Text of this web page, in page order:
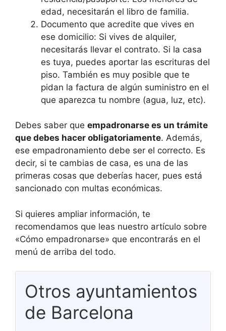
edad, necesitarán el libro de familia.
Documento que acredite que vives en
ese domicilio: Si vives de alquiler,
necesitarás llevar el contrato. Si la casa
es tuya, puedes aportar las escrituras del
piso. También es muy posible que te
pidan la factura de algún suministro en el
que aparezca tu nombre (agua, luz, etc).
Debes saber que empadronarse es un trámite
que debes hacer obligatoriamente. Además,
ese empadronamiento debe ser el correcto. Es
decir, si te cambias de casa, es una de las
primeras cosas que deberías hacer, pues está
sancionado con multas económicas.
Si quieres ampliar información, te
recomendamos que leas nuestro artículo sobre
«Cómo empadronarse» que encontrarás en el
menú de arriba del todo.
Otros ayuntamientos
de Barcelona